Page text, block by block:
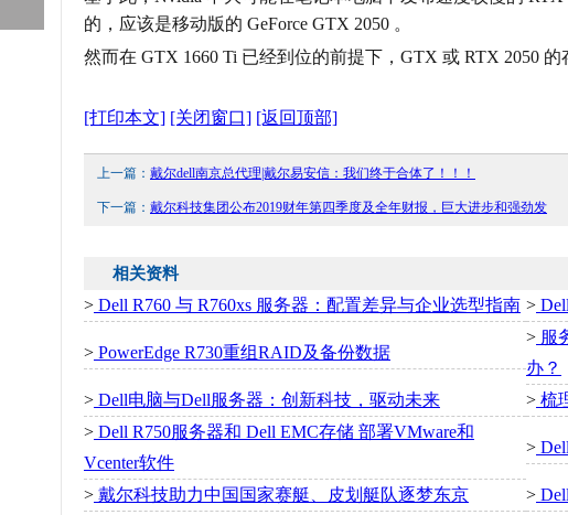
的，应该是移动版的 GeForce GTX 2050 。
然而在 GTX 1660 Ti 已经到位的前提下，GTX 或 RTX 2050 的
[打印本文] [关闭窗口] [返回顶部]
上一篇： 戴尔dell南京总代理|戴尔易安信：我们终于合体了！！！
下一篇： 戴尔科技集团公布2019财年第四季度及全年财报，巨大进步和强劲发
相关资料
> Dell R760 与 R760xs 服务器：配置差异与企业选型指南 >
> PowerEdge R730重组RAID及备份数据
> 服
办？
> Dell电脑与Dell服务器：创新科技，驱动未来 > 梳
> Dell R750服务器和 Dell EMC存储 部署VMware和
Vcenter软件
>
> 戴尔科技助力中国国家赛艇、皮划艇队逐梦东京 >